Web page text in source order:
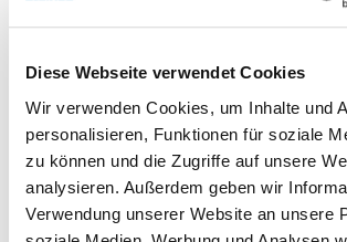
Diese Webseite verwendet Cookies
Wir verwenden Cookies, um Inhalte und
personalisieren, Funktionen für soziale
zu können und die Zugriffe auf unsere
analysieren. Außerdem geben wir
Verwendung unserer Website an unsere